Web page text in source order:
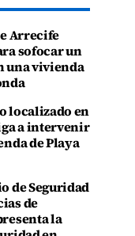
Arrecife
sofocar un
una vivienda
localizado en
a intervenir
de Playa
de Seguridad
de
la